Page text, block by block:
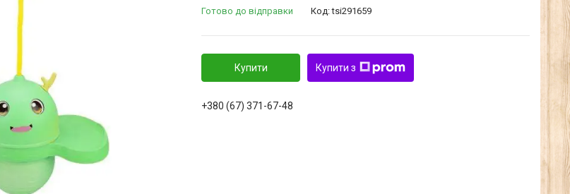
Готово до відправки Код:tsi291659
Купити Купити з
+380 (67) 371-67-48